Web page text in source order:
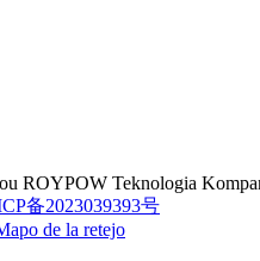
ROYPOW Teknologia
备2023039393号
de la retejo